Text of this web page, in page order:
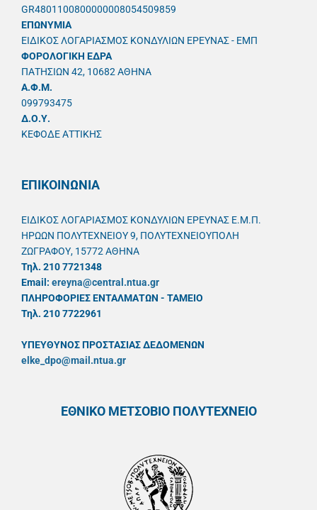
GR4801100800000008054509859
ΕΠΩΝΥΜΙΑ
ΕΙΔΙΚΟΣ ΛΟΓΑΡΙΑΣΜΟΣ ΚΟΝΔΥΛΙΩΝ ΕΡΕΥΝΑΣ - ΕΜΠ
ΦΟΡΟΛΟΓΙΚΗ ΕΔΡΑ
ΠΑΤΗΣΙΩΝ 42, 10682 ΑΘΗΝΑ
A.Φ.Μ.
099793475
Δ.Ο.Υ.
ΚΕΦΟΔΕ ΑΤΤΙΚΗΣ
ΕΠΙΚΟΙΝΩΝΙΑ
ΕΙΔΙΚΟΣ ΛΟΓΑΡΙΑΣΜΟΣ ΚΟΝΔΥΛΙΩΝ ΕΡΕΥΝΑΣ Ε.Μ.Π.
ΗΡΩΩΝ ΠΟΛΥΤΕΧΝΕΙΟΥ 9, ΠΟΛΥΤΕΧΝΕΙΟΥΠΟΛΗ
ΖΩΓΡΑΦΟΥ, 15772 ΑΘΗΝΑ
Τηλ. 210 7721348
Email: ereyna@central.ntua.gr
ΠΛΗΡΟΦΟΡΙΕΣ ΕΝΤΑΛΜΑΤΩΝ - ΤΑΜΕΙΟ
Τηλ. 210 7722961
ΥΠΕΥΘYΝΟΣ ΠΡΟΣΤΑΣΙΑΣ ΔΕΔΟΜΕΝΩΝ
elke_dpo@mail.ntua.gr
ΕΘΝΙΚΟ ΜΕΤΣΟΒΙΟ ΠΟΛΥΤΕΧΝΕΙΟ